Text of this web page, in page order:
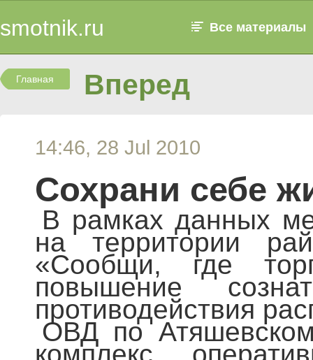
smotnik.ru Все материалы
Главная Вперед
14:46, 28 Jul 2010
Сохрани себе
В рамках данных
на территории
«Сообщи, где
повышение
противодействия
ОВД по